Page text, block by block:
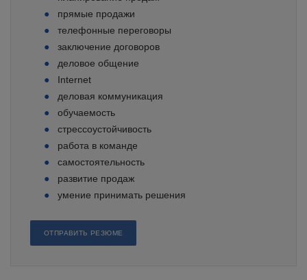
прямые продажи
телефонные переговоры
заключение договоров
деловое общение
Internet
деловая коммуникация
обучаемость
стрессоустойчивость
работа в команде
самостоятельность
развитие продаж
умение принимать решения
ОТПРАВИТЬ РЕЗЮМЕ